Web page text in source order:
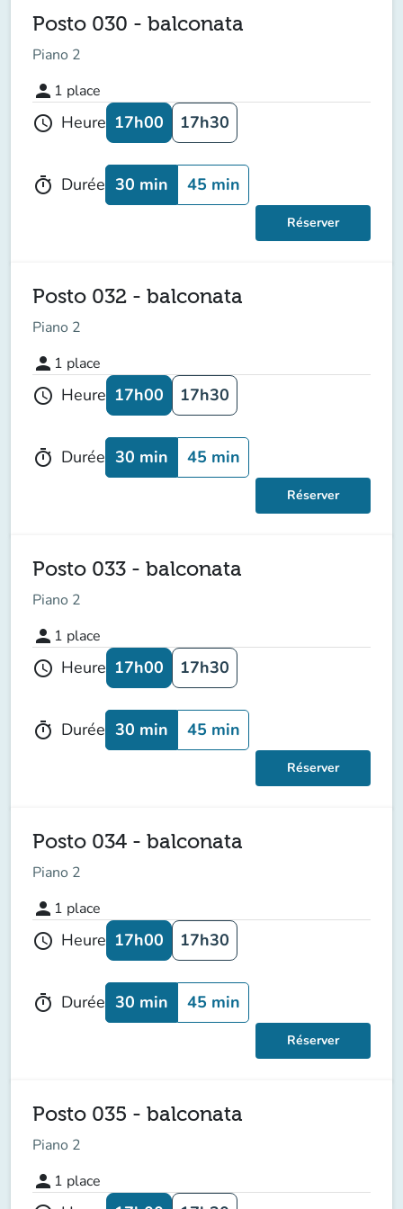
Posto 030 - balconata
Piano 2
person 1 place
schedule Heure 17h00 17h30
timer Durée 30 min 45 min
Réserver
Posto 032 - balconata
Piano 2
person 1 place
schedule Heure 17h00 17h30
timer Durée 30 min 45 min
Réserver
Posto 033 - balconata
Piano 2
person 1 place
schedule Heure 17h00 17h30
timer Durée 30 min 45 min
Réserver
Posto 034 - balconata
Piano 2
person 1 place
schedule Heure 17h00 17h30
timer Durée 30 min 45 min
Réserver
Posto 035 - balconata
Piano 2
person 1 place